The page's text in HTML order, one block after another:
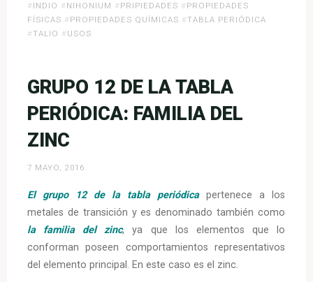
Tabla
Periódica:
Boro»
# INDIO # NIHONIUM # PRIPIEDADES # PROPIEDADES
FÍSICAS # PROPIEDADES QUÍMICAS #TABLA PERIÓDICA
#TALIO # USOS
GRUPO 12 DE LA TABLA
PERIÓDICA: FAMILIA DEL
ZINC
7 MAYO, 2016
El grupo 12 de la tabla periódica pertenece a los
metales de transición y es denominado también como
la familia del zinc, ya que los elementos que lo
conforman poseen comportamientos representativos
del elemento principal. En este caso es el zinc.